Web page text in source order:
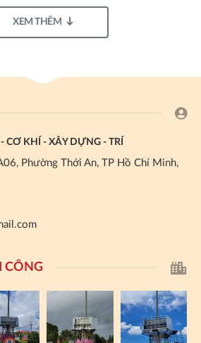
XEM THÊM
CƠ KHÍ - XÂY DỰNG - TRÍ
Phường Thới An, TP Hồ Chí Minh,
CÔNG